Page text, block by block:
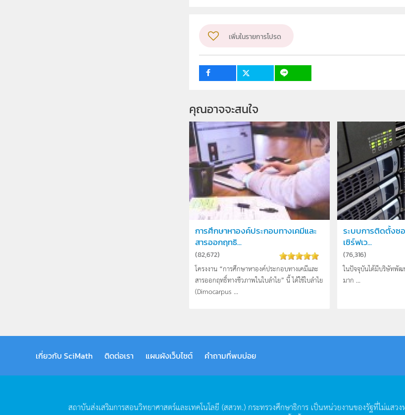
เพิ่มในรายการโปรด
คุณอาจจะสนใจ
การศึกษาหาองค์ประกอบทางเคมีและ
สารออกฤทธิ...
(82,672)
โครงงาน “การศึกษาหาองค์ประกอบทางเคมีและ
สารออกฤทธิ์ทางชีวภาพในใบลำไย” นี้ ได้ใช้ใบลำไย
(Dimocarpus ...
ระบบการติดตั้งซ
เซิร์ฟเว...
(76,316)
ในปัจจุบันได้มีบริษัทพัฒ
มาก ...
เกี่ยวกับ SciMath ติดต่อเรา แผนผังเว็บไซต์ คำถามที่พบบ่อย
สถาบันส่งเสริมการสอนวิทยาศาสตร์และเทคโนโลยี (สสวท.) กระทรวงศึกษาธิการ เป็นหน่วยงานของรัฐที่ไม่แสวง